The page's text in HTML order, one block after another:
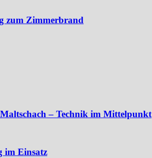
zum Zimmerbrand
– Technik im Mittelpunkt
im Einsatz